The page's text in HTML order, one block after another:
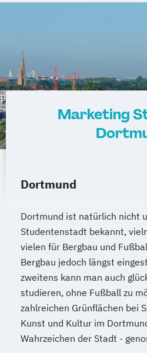
Marketing
Dortmund
Dortmund ist natürlich nicht
Studentenstadt bekannt,
vielen für Bergbau und
Bergbau jedoch längst
zweitens kann man auch
studieren, ohne Fußball zu
zahlreichen Grünflächen bei
Kunst und Kultur im
Wahrzeichen der Stadt -